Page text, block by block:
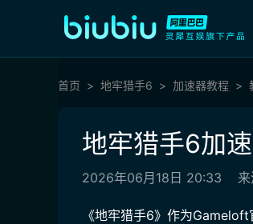
首页 地牢猎手6 加速器教程
地牢猎手6加
2026年06月18日 20:33
《地牢猎手6》作为